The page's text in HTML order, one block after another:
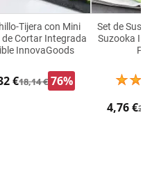
Tijera con Mini
de Cortar Integrada
InnovaGoods
€18,14 € 76%
Set de
Suzooka
4,76 €